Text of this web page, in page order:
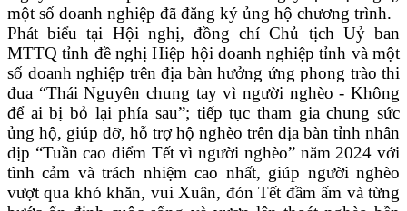
một số doanh nghiệp đã đăng ký ủng hộ chương trình.
Phát biểu tại Hội nghị, đồng chí Chủ tịch Uỷ ban
MTTQ tỉnh đề nghị Hiệp hội doanh nghiệp tỉnh và một
số doanh nghiệp trên địa bàn hưởng ứng phong trào thi
đua “Thái Nguyên chung tay vì người nghèo - Không
để ai bị bỏ lại phía sau”; tiếp tục tham gia chung sức
ủng hộ, giúp đỡ, hỗ trợ hộ nghèo trên địa bàn tỉnh nhân
dịp “Tuần cao điểm Tết vì người nghèo” năm 2024 với
tình cảm và trách nhiệm cao nhất, giúp người nghèo
vượt qua khó khăn, vui Xuân, đón Tết đầm ấm và từng